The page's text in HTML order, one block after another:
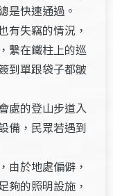
是快速通過。
有失竊的情況，
繫在鐵柱上的巡
到單跟袋子都皺
處的登山步道入
備，民眾若遇到
由於地處偏僻，
夠的照明設施，